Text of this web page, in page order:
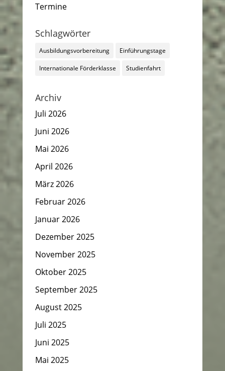
Termine
Schlagwörter
Ausbildungsvorbereitung Einführungstage
Internationale Förderklasse Studienfahrt
Archiv
Juli 2026
Juni 2026
Mai 2026
April 2026
März 2026
Februar 2026
Januar 2026
Dezember 2025
November 2025
Oktober 2025
September 2025
August 2025
Juli 2025
Juni 2025
Mai 2025